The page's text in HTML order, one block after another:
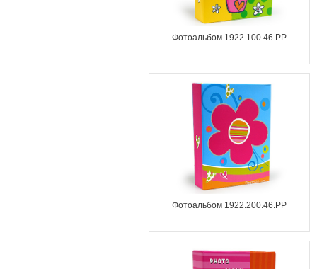
Фотоальбом 1922.100.46.PP
Фотоальбом 1922.200.46.PP